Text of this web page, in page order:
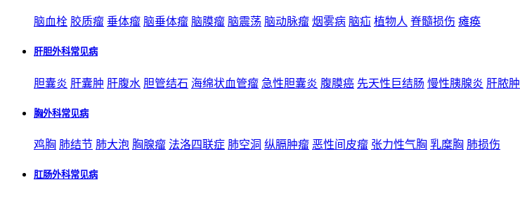
脑血栓 胶质瘤 垂体瘤 脑垂体瘤 脑膜瘤 脑震荡 脑动脉瘤 烟雾病 脑疝 植物人 脊髓损伤 瘫痪
肝胆外科常见病
胆囊炎 肝囊肿 肝腹水 胆管结石 海绵状血管瘤 急性胆囊炎 腹膜癌 先天性巨结肠 慢性胰腺炎 肝脓肿
胸外科常见病
鸡胸 肺结节 肺大泡 胸腺瘤 法洛四联症 肺空洞 纵膈肿瘤 恶性间皮瘤 张力性气胸 乳糜胸 肺损伤
肛肠外科常见病